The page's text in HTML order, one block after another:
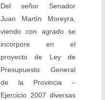
Del señor Senador
Juan Martín Moreyra,
viendo con agrado se
incorpore en el
proyecto de Ley de
Presupuesto General
de la Provincia –
Ejercicio 2007 diversas